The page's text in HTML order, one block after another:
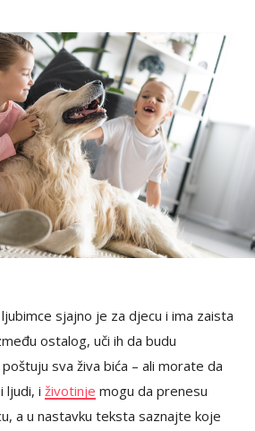
sjajno je za djecu i ima zaista
ostalog, uči ih da budu
sva živa bića – ali morate da
ljudi, i životinje mogu da prenesu
a u nastavku teksta saznajte koje